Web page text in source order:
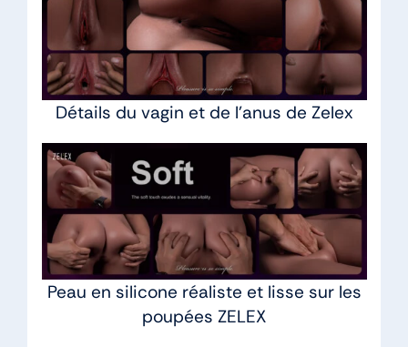
Détails du vagin et de l’anus de Zelex
Peau en silicone réaliste et lisse sur les
poupées ZELEX